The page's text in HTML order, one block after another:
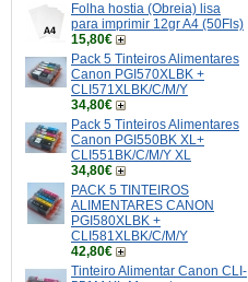
Folha hostia (Obreia) lisa
para imprimir 12gr A4 (50Fls)
15,80€
Pack 5 Tinteiros Alimentares
Canon PGI570XLBK +
CLI571XLBK/C/M/Y
34,80€
Pack 5 Tinteiros Alimentares
Canon PGI550BK XL+
CLI551BK/C/M/Y XL
34,80€
PACK 5 TINTEIROS
ALIMENTARES CANON
PGI580XLBK +
CLI581XLBK/C/M/Y
42,80€
Tinteiro Alimentar Canon CLI-